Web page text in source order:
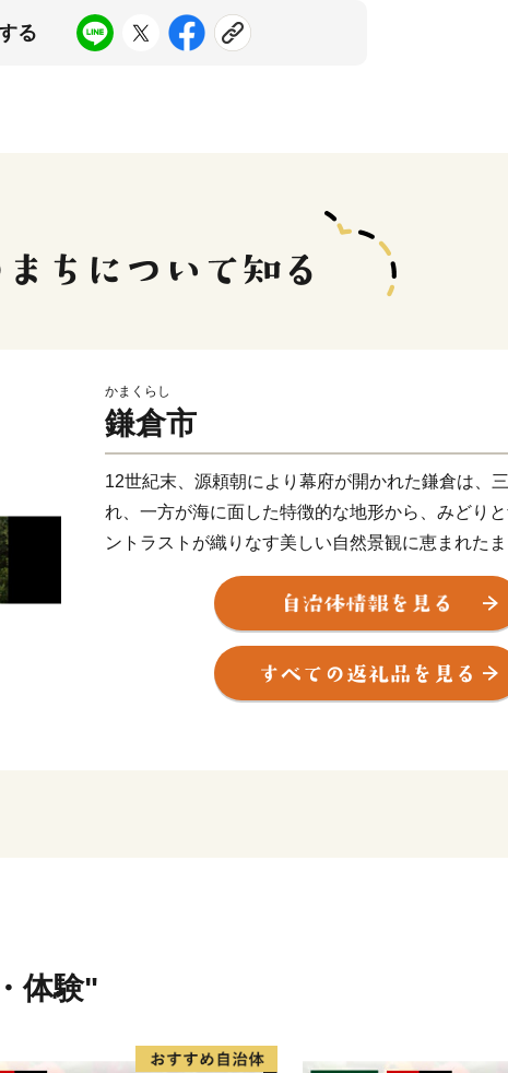
る
かまくらし
鎌倉市
12世紀末、源頼朝により幕府が開かれた鎌倉は、
れ、一方が海に面した特徴的な地形から、みどり
ントラストが織りなす美しい自然景観に恵まれたま
そして、今も残る多くの神社仏閣などの歴史的遺産
なかで守り続けられ、今日でも中世の社会を支えた
やかな文化を現在に伝えています。
鎌倉市では、先人たちから受け継いだ美しい自然
【担当課連絡先】
体験"